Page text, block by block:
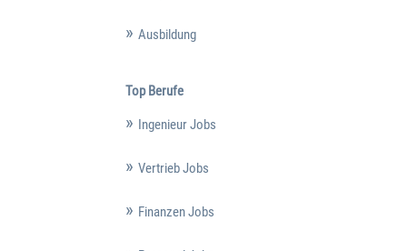
Ausbildung
Top Berufe
Ingenieur Jobs
Vertrieb Jobs
Finanzen Jobs